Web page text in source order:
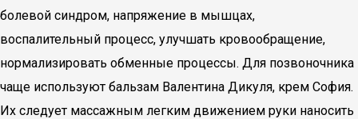
болевой синдром, напряжение в мышцах,
воспалительный процесс, улучшать кровообращение,
нормализировать обменные процессы. Для позвоночника
чаще используют бальзам Валентина Дикуля, крем София.
Их следует массажным легким движением руки наносить